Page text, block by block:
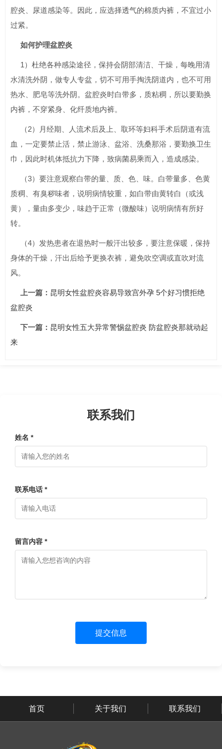
腔炎、尿道感染等。因此，应选择透气的棉质内裤，不宜过小
过紧。
如何护理盆腔炎
1）杜绝各种感染途径，保持会阴部清洁、干燥，每晚用清
水清洗外阴，做专人专盆，切不可用手掏洗阴道内，也不可用
热水、肥皂等洗外阴。盆腔炎时白带多，质粘稠，所以要勤换
内裤，不穿紧身、化纤质地内裤。
（2）月经期、人流术后及上、取环等妇科手术后阴道有流
血，一定要禁止活，禁止游泳、盆浴、洗桑那浴，要勤换卫生
巾，因此时机体抵抗力下降，致病菌易乘而入，造成感染。
（3）要注意观察白带的量、质、色、味。白带量多、色黄
质稠、有臭秽味者，说明病情较重，如白带由黄转白（或浅
黄），量由多变少，味趋于正常（微酸味）说明病情有所好
转。
（4）发热患者在退热时一般汗出较多，要注意保暖，保持
身体的干燥，汗出后给予更换衣裤，避免吹空调或直吹对流
风。
上一篇： 昆明女性盆腔炎容易导致宫外孕 5个好习惯拒绝
盆腔炎
下一篇： 昆明女性五大异常警惕盆腔炎 防盆腔炎那就动起
来
联系我们
姓名 *
联系电话 *
留言内容 *
提交信息
首页 关于我们 联系我们